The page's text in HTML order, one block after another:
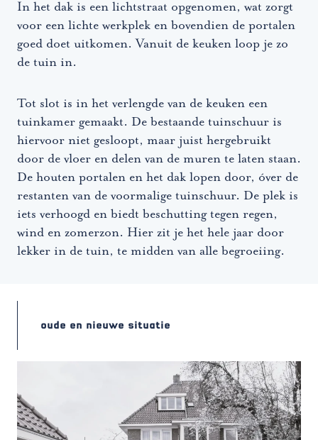
In het dak is een lichtstraat opgenomen, wat zorgt
voor een lichte werkplek en bovendien de portalen
goed doet uitkomen. Vanuit de keuken loop je zo
de tuin in.
Tot slot is in het verlengde van de keuken een
tuinkamer gemaakt. De bestaande tuinschuur is
hiervoor niet gesloopt, maar juist hergebruikt
door de vloer en delen van de muren te laten staan.
De houten portalen en het dak lopen door, óver de
restanten van de voormalige tuinschuur. De plek is
iets verhoogd en biedt beschutting tegen regen,
wind en zomerzon. Hier zit je het hele jaar door
lekker in de tuin, te midden van alle begroeiing.
oude en nieuwe situatie